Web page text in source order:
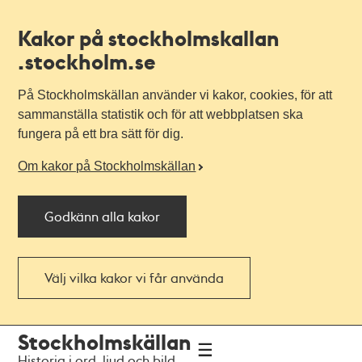
Kakor på stockholmskallan
.stockholm.se
På Stockholmskällan använder vi kakor, cookies, för att
sammanställa statistik och för att webbplatsen ska
fungera på ett bra sätt för dig.
Om kakor på Stockholmskällan
Godkänn alla kakor
Välj vilka kakor vi får använda
navigationen
huvudinnehållet
Stockholmskällan